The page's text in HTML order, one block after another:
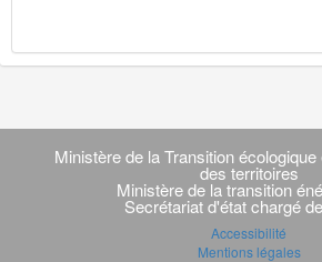
Navigation
transverse
Ministère de la Transition
des territoires
Ministère de la transition
Secrétariat d'état chargé
Accessibilité
Mentions légales